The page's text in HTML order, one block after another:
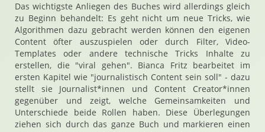
Das wichtigste Anliegen des Buches wird allerdings gleich
zu Beginn behandelt: Es geht nicht um neue Tricks, wie
Algorithmen dazu gebracht werden können den eigenen
Content öfter auszuspielen oder durch Filter, Video-
Templates oder andere technische Tricks Inhalte zu
erstellen, die "viral gehen". Bianca Fritz bearbeitet im
ersten Kapitel wie "journalistisch Content sein soll" - dazu
stellt sie Journalist*innen und Content Creator*innen
gegenüber und zeigt, welche Gemeinsamkeiten und
Unterschiede beide Rollen haben. Diese Überlegungen
ziehen sich durch das ganze Buch und markieren einen